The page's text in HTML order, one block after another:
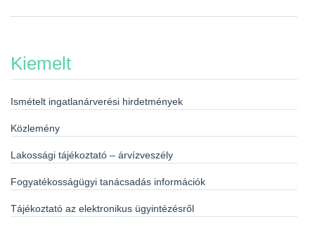
Kiemelt
Ismételt ingatlanárverési hirdetmények
Közlemény
Lakossági tájékoztató – árvízveszély
Fogyatékosságügyi tanácsadás információk
Tájékoztató az elektronikus ügyintézésről